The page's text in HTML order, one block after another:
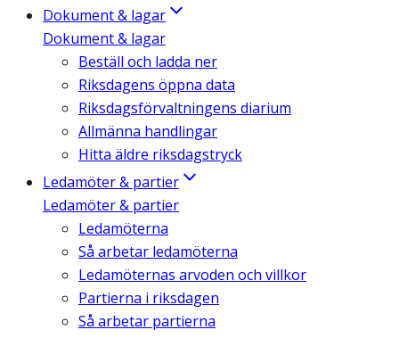
Dokument & lagar
Dokument & lagar
Beställ och ladda ner
Riksdagens öppna data
Riksdagsförvaltningens diarium
Allmänna handlingar
Hitta äldre riksdagstryck
Ledamöter & partier
Ledamöter & partier
Ledamöterna
Så arbetar ledamöterna
Ledamöternas arvoden och villkor
Partierna i riksdagen
Så arbetar partierna